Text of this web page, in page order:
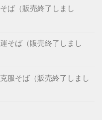
ば（販売終了しまし
そば（販売終了しまし
服そば（販売終了しまし